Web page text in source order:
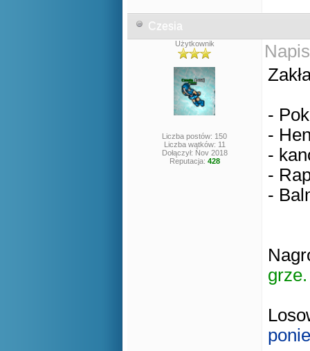
Czesia
Użytkownik
Liczba postów: 150
Liczba wątków: 11
Dołączył: Nov 2018
Reputacja: 428
-
-
-
-
-
grze.